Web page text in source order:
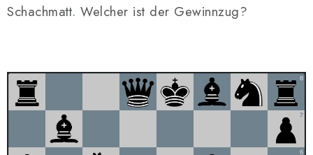
Schachmatt. Welcher ist der Gewinnzug?